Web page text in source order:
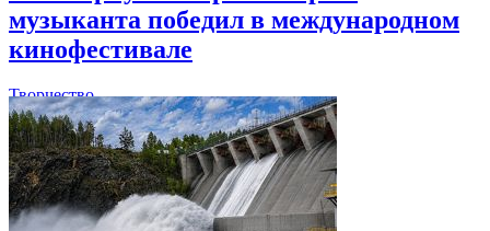
музыканта победил в международном
кинофестивале
Творчество